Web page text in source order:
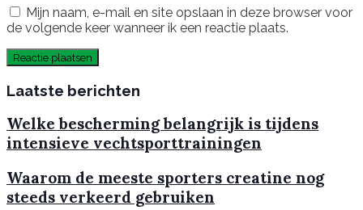
Mijn naam, e-mail en site opslaan in deze browser voor
de volgende keer wanneer ik een reactie plaats.
Laatste berichten
Welke bescherming belangrijk is tijdens
intensieve vechtsporttrainingen
Waarom de meeste sporters creatine nog
steeds verkeerd gebruiken